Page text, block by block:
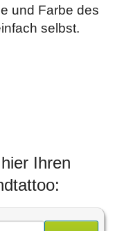
und Farbe des
selbst.
Ihren